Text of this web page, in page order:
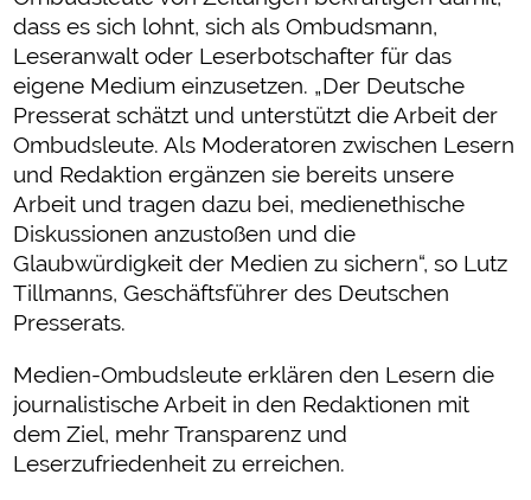
dass es sich lohnt, sich als Ombudsmann,
Leseranwalt oder Leserbotschafter für das
eigene Medium einzusetzen. „Der Deutsche
Presserat schätzt und unterstützt die Arbeit der
Ombudsleute. Als Moderatoren zwischen Lesern
und Redaktion ergänzen sie bereits unsere
Arbeit und tragen dazu bei, medienethische
Diskussionen anzustoßen und die
Glaubwürdigkeit der Medien zu sichern“, so Lutz
Tillmanns, Geschäftsführer des Deutschen
Presserats.
Medien-Ombudsleute erklären den Lesern die
journalistische Arbeit in den Redaktionen mit
dem Ziel, mehr Transparenz und
Leserzufriedenheit zu erreichen.